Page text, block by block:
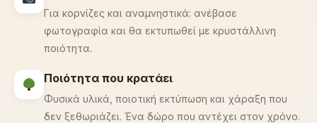
Για κορνίζες και αναμνηστικά: ανέβασε
φωτογραφία και θα εκτυπωθεί με κρυστάλλινη
ποιότητα.
Ποιότητα που κρατάει
Φυσικά υλικά, ποιοτική εκτύπωση και χάραξη που
δεν ξεθωριάζει. Ένα δώρο που αντέχει στον χρόνο.